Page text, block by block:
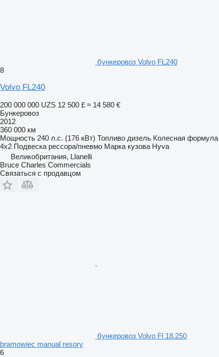
бункеровоз Volvo FL240
8
Volvo FL240
200 000 000 UZS 12 500 £ ≈ 14 580 €
Бункеровоз
2012
360 000 км
Мощность 240 л.с. (176 кВт) Топливо дизель Колесная формула
4x2 Подвеска рессора/пневмо Марка кузова Hyva
Великобритания, Llanelli
Bruce Charles Commercials
Связаться с продавцом
бункеровоз Volvo Fl 18.250
bramowiec manual resory
6